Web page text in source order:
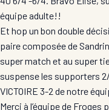
équipe adulte!!
Et hop un bon double
paire composée de
super match et au super
suspense les supporters 2/
VICTOIRE 3-2 de notre
Merci à l’équipe de